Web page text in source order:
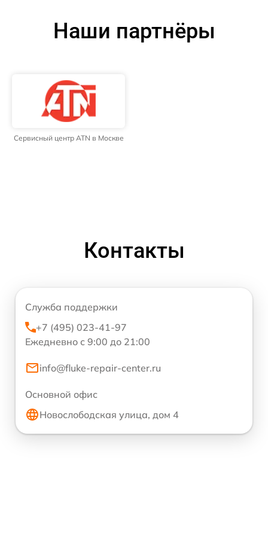
Наши партнёры
Сервисный центр ATN в Москве
Контакты
Служба поддержки
+7 (495) 023-41-97
Ежедневно с 9:00 до 21:00
info@fluke-repair-center.ru
Основной офис
Новослободская улица, дом 4